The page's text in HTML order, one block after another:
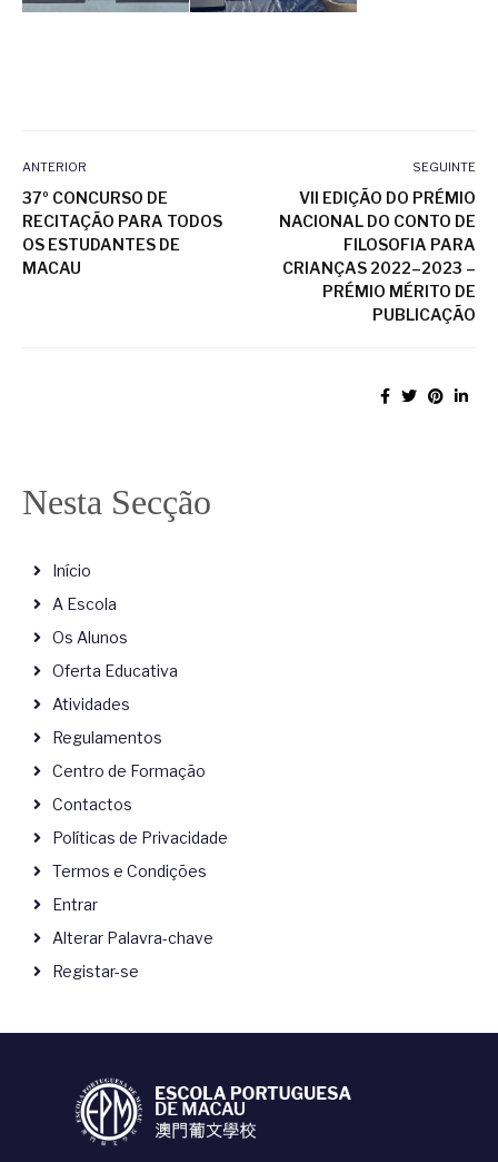
ANTERIOR
37º CONCURSO DE
RECITAÇÃO PARA TODOS
OS ESTUDANTES DE
MACAU
SEGUINTE
VII EDIÇÃO DO PRÉMIO
NACIONAL DO CONTO DE
FILOSOFIA PARA
CRIANÇAS 2022–2023 –
PRÉMIO MÉRITO DE
PUBLICAÇÃO
Nesta Secção
Início
A Escola
Os Alunos
Oferta Educativa
Atividades
Regulamentos
Centro de Formação
Contactos
Políticas de Privacidade
Termos e Condições
Entrar
Alterar Palavra-chave
Registar-se